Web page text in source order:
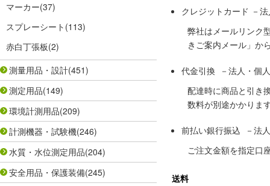
マーカー(37)
スプレーシート (113)
赤白丁張板(2)
測量用品・設計(451)
測定用品(149)
環境計測用品(209)
計測機器・試験機(246)
水質・水位測定用品(204)
安全用品・保護装備(245)
クレジットカード －
弊社はメールリンク
きご案内メール」か
代金引換 －法人・個
配達時に商品と引き
数料が別途かかりま
前払い銀行振込 －法
ご注文金額を指定口
送料